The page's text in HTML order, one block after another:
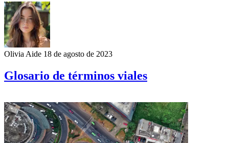
Olivia Aide 18 de agosto de 2023
Glosario de términos viales